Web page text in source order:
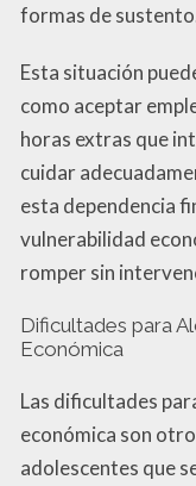
formas de
Esta situación
como aceptar
horas extras que
cuidar
esta dependencia
vulnerabilidad
romper sin
Dificultades para
Económica
Las dificultades
económica son
adolescentes que